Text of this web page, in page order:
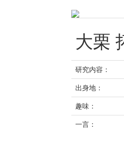
大栗
研究内容：
出身地：
趣味：
一言：